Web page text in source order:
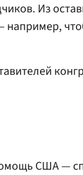
Из
например,
США —